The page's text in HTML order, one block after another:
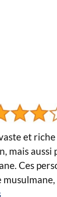
et
mais aussi
Ces